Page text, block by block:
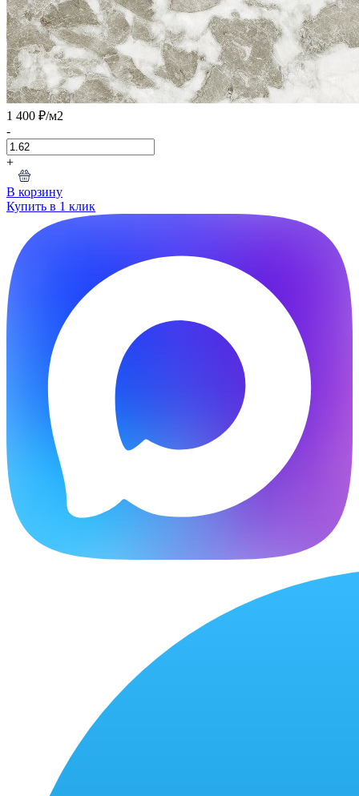
1 400 ₽/м2
-
+
В корзину
Купить в 1 клик